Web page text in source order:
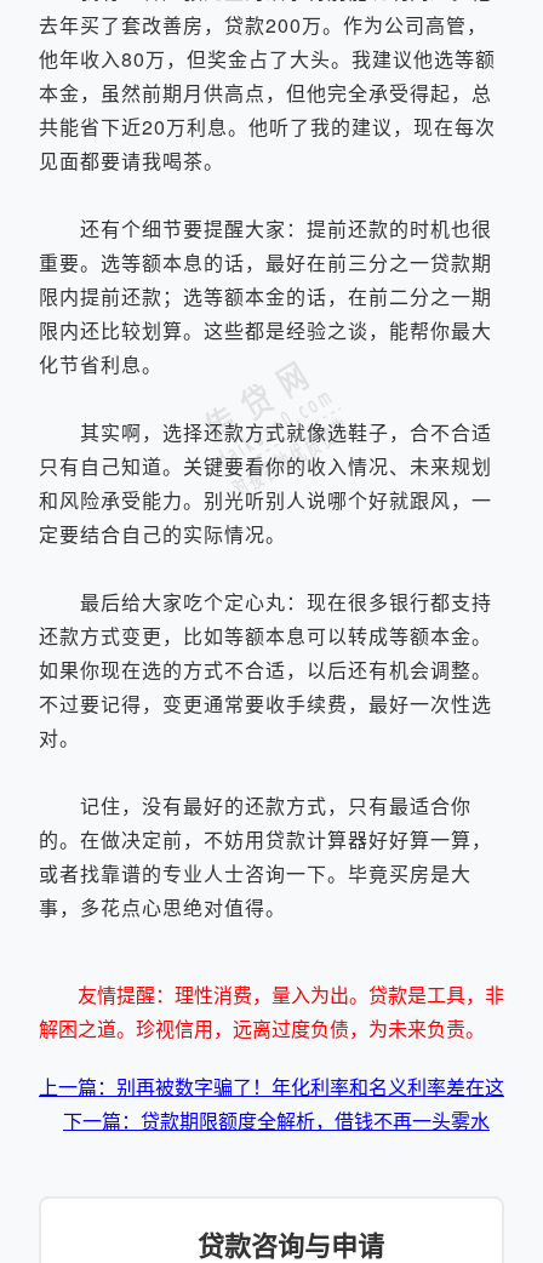
去年买了套改善房，贷款200万。作为公司高管，
他年收入80万，但奖金占了大头。我建议他选等额
本金，虽然前期月供高点，但他完全承受得起，总
共能省下近20万利息。他听了我的建议，现在每次
见面都要请我喝茶。
还有个细节要提醒大家：提前还款的时机也很
重要。选等额本息的话，最好在前三分之一贷款期
限内提前还款；选等额本金的话，在前二分之一期
限内还比较划算。这些都是经验之谈，能帮你最大
化节省利息。
其实啊，选择还款方式就像选鞋子，合不合适
只有自己知道。关键要看你的收入情况、未来规划
和风险承受能力。别光听别人说哪个好就跟风，一
定要结合自己的实际情况。
最后给大家吃个定心丸：现在很多银行都支持
还款方式变更，比如等额本息可以转成等额本金。
如果你现在选的方式不合适，以后还有机会调整。
不过要记得，变更通常要收手续费，最好一次性选
对。
记住，没有最好的还款方式，只有最适合你
的。在做决定前，不妨用贷款计算器好好算一算，
或者找靠谱的专业人士咨询一下。毕竟买房是大
事，多花点心思绝对值得。
友情提醒：理性消费，量入为出。贷款是工具，非
解困之道。珍视信用，远离过度负债，为未来负责。
上一篇：别再被数字骗了！年化利率和名义利率差在这
下一篇：贷款期限额度全解析，借钱不再一头雾水
贷款咨询与申请